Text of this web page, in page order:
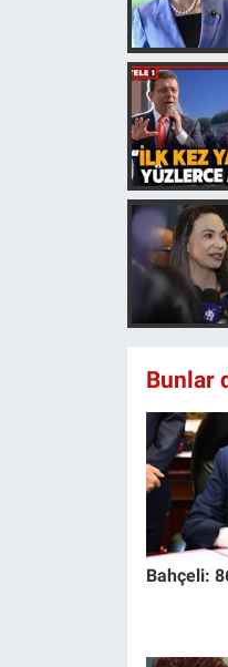
Bunlar
Bahçeli:
Yerel Yaşam
Canlı Yayın